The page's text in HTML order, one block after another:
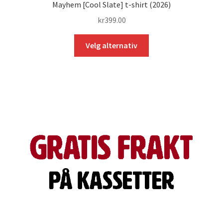
Mayhem [Cool Slate] t-shirt (2026)
kr399.00
Velg alternativ
på
produktsiden